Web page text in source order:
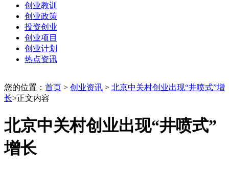
创业教训
创业政策
投资创业
创业项目
创业计划
热点资讯
您的位置： 首页 > 创业资讯 > 北京中关村创业出现“井喷式”增
长>正文内容
北京中关村创业出现“井喷式”
增长